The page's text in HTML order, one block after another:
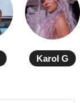
Karol G